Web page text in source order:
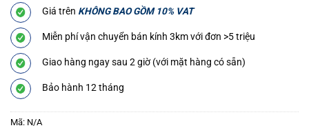
Giá trên KHÔNG BAO GỒM 10% VAT
Miễn phí vận chuyển bán kính 3km với đơn >5 triệu
Giao hàng ngay sau 2 giờ (với mặt hàng có sẵn)
Bảo hành 12 tháng
Mã: N/A